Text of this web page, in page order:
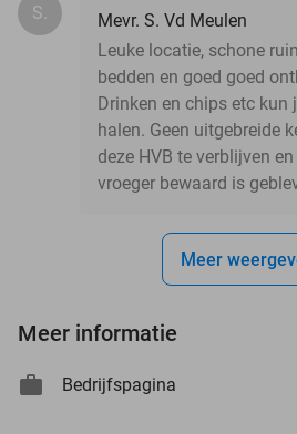
S.
Mevr. S. Vd Meulen
Leuke locatie, schone
bedden en goed goed
Drinken en chips etc kun
halen. Geen uitgebreide
deze HVB te verblijven
vroeger bewaard is
Meer
Meer informatie
Bedrijfspagina